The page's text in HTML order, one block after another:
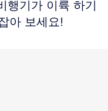
행기가 이륙 하기
아 보세요!